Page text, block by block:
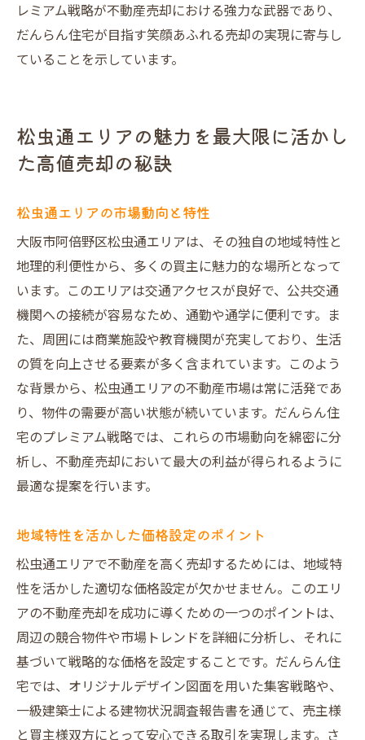
レミアム戦略が不動産売却における強力な武器であり、
だんらん住宅が目指す笑顔あふれる売却の実現に寄与し
ていることを示しています。
松虫通エリアの魅力を最大限に活かし
た高値売却の秘訣
松虫通エリアの市場動向と特性
大阪市阿倍野区松虫通エリアは、その独自の地域特性と
地理的利便性から、多くの買主に魅力的な場所となって
います。このエリアは交通アクセスが良好で、公共交通
機関への接続が容易なため、通勤や通学に便利です。ま
た、周囲には商業施設や教育機関が充実しており、生活
の質を向上させる要素が多く含まれています。このよう
な背景から、松虫通エリアの不動産市場は常に活発であ
り、物件の需要が高い状態が続いています。だんらん住
宅のプレミアム戦略では、これらの市場動向を綿密に分
析し、不動産売却において最大の利益が得られるように
最適な提案を行います。
地域特性を活かした価格設定のポイント
松虫通エリアで不動産を高く売却するためには、地域特
性を活かした適切な価格設定が欠かせません。このエリ
アの不動産売却を成功に導くための一つのポイントは、
周辺の競合物件や市場トレンドを詳細に分析し、それに
基づいて戦略的な価格を設定することです。だんらん住
宅では、オリジナルデザイン図面を用いた集客戦略や、
一級建築士による建物状況調査報告書を通じて、売主様